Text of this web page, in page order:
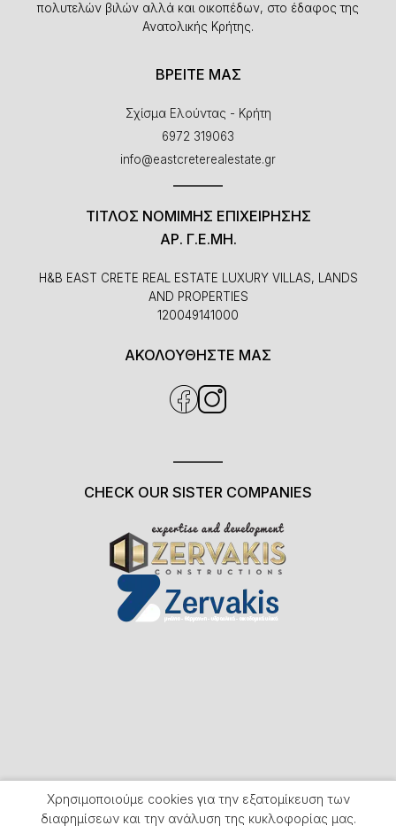
Χρησιμοποιούμε cookies για την εξατομίκευση των
διαφημίσεων και την ανάλυση της κυκλοφορίας μας.
πολυτελών βιλών αλλά και οικοπέδων, στο έδαφος της
Ανατολικής Κρήτης.
ΒΡΕΙΤΕ ΜΑΣ
Σχίσμα Ελούντας - Κρήτη
6972 319063
info@eastcreterealestate.gr
ΤΊΤΛΟΣ ΝΌΜΙΜΗΣ ΕΠΙΧΕΙΡΉΣΗΣ
ΑΡ. Γ.Ε.ΜΗ.
H&B EAST CRETE REAL ESTATE LUXURY VILLAS, LANDS
AND PROPERTIES
120049141000
ΑΚΟΛΟΥΘΗΣΤΕ ΜΑΣ
CHECK OUR SISTER COMPANIES